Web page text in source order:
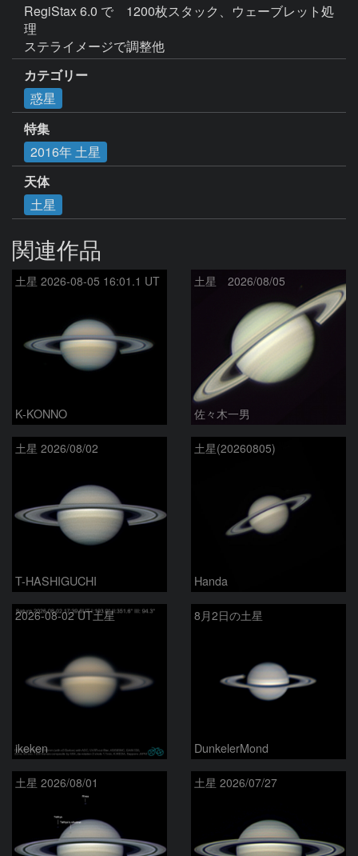
RegiStax 6.0 で　1200枚スタック、ウェーブレット処
理
ステライメージで調整他
カテゴリー
惑星
特集
2016年 土星
天体
土星
関連作品
土星 2026-08-05 16:01.1 UT
K-KONNO
土星 2026/08/05
佐々木一男
土星 2026/08/02
T-HASHIGUCHI
土星(20260805)
Handa
2026-08-02 UT土星
ikeken
8月2日の土星
DunkelerMond
土星 2026/08/01 土星 2026/07/27